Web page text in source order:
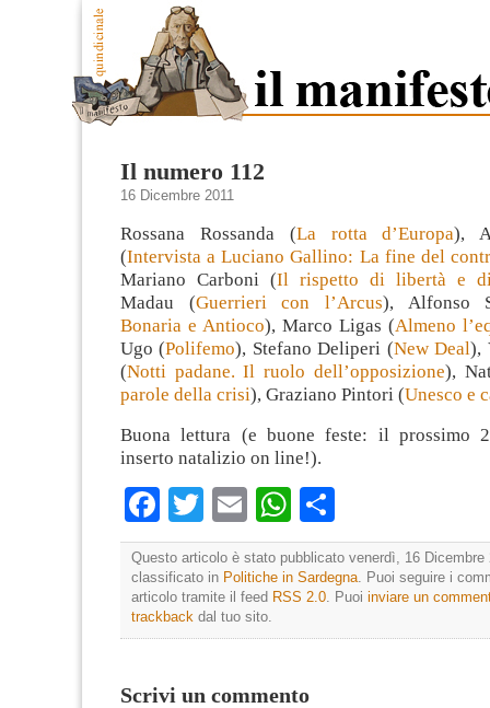
Il numero 112
16 Dicembre 2011
Rossana Rossanda (La rotta d’Europa),
(Intervista a Luciano Gallino: La fine del
Mariano Carboni (Il rispetto di libertà e
Madau (Guerrieri con l’Arcus), Alfonso
Bonaria e Antioco), Marco Ligas (Almeno
Ugo (Polifemo), Stefano Deliperi (New Deal),
(Notti padane. Il ruolo dell’opposizione),
parole della crisi), Graziano Pintori (Unesco e
Buona lettura (e buone feste: il prossimo
inserto natalizio on line!).
Facebook
TwitterEmailWhatsApp
Questo articolo è stato pubblicato venerdì, 16 Dicembre
classificato in Politiche in Sardegna . Puoi seguire i
articolo tramite il feed RSS 2.0 . Puoi inviare un
trackback dal tuo sito.
Scrivi un commento